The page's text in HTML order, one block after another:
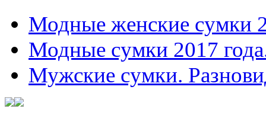
Модные женские сумки
Модные сумки 2017
Мужские сумки.